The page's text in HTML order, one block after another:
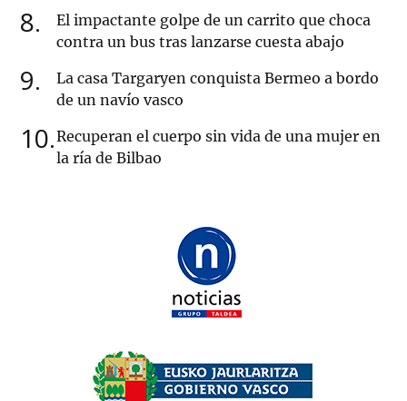
8
El impactante golpe de un carrito que choca
contra un bus tras lanzarse cuesta abajo
9
La casa Targaryen conquista Bermeo a bordo
de un navío vasco
10 Recuperan el cuerpo sin vida de una mujer en
la ría de Bilbao